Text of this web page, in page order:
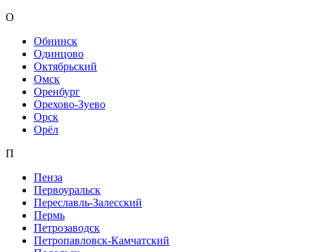
О
Обнинск
Одинцово
Октябрьский
Омск
Оренбург
Орехово-Зуево
Орск
Орёл
П
Пенза
Первоуральск
Переславль-Залесский
Пермь
Петрозаводск
Петропавловск-Камчатский